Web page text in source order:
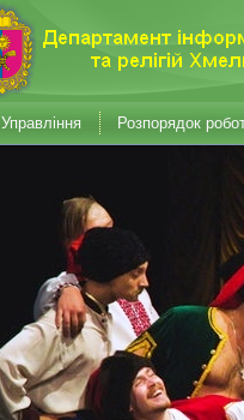
Управління Розпорядок